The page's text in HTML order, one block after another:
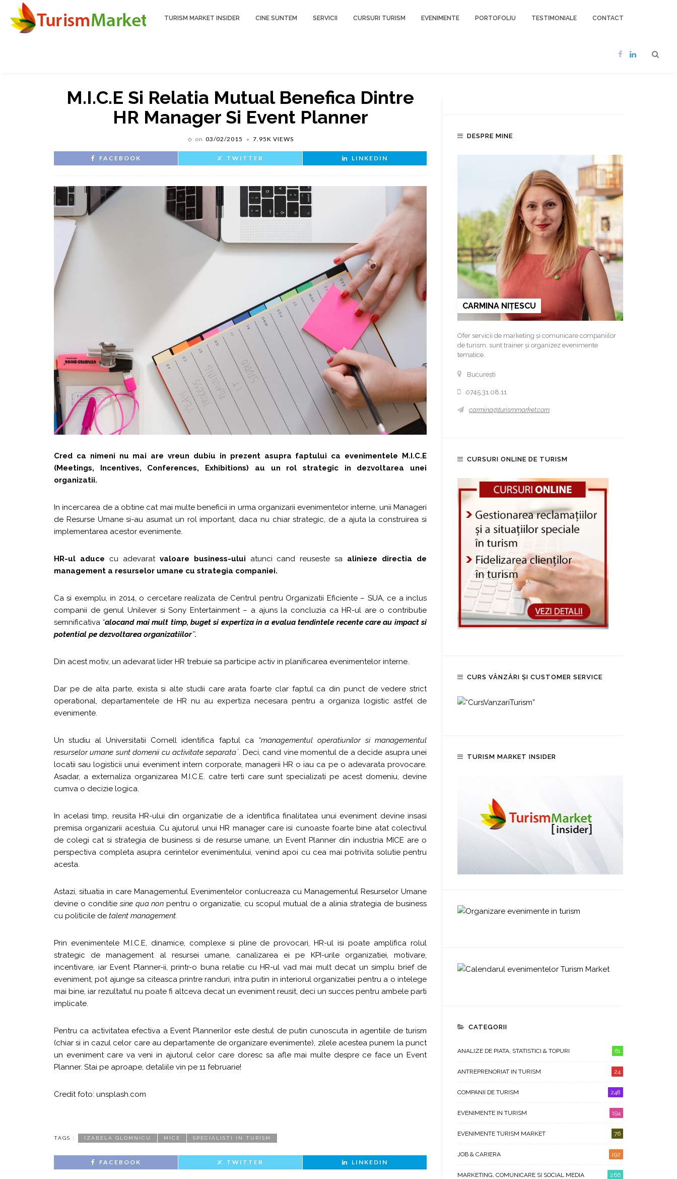
TURISM MARKET INSIDER CINE SUNTEM SERVICII CURSURI TURISM EVENIMENTE PORTOFOLIU TESTIMONIALE CONTACT
M.I.C.E Si Relatia Mutual Benefica Dintre
HR Manager Si Event Planner
on 03/02/2015 7.95K VIEWS
FACEBOOK TWITTER LINKEDIN
Cred ca nimeni nu mai are vreun dubiu in prezent asupra faptului ca evenimentele M.I.C.E
(Meetings, Incentives, Conferences, Exhibitions) au un rol strategic in dezvoltarea unei
organizatii.
In incercarea de a obtine cat mai multe beneficii in urma organizarii evenimentelor interne, unii Manageri
de Resurse Umane si-au asumat un rol important, daca nu chiar strategic, de a ajuta la construirea si
implementarea acestor evenimente.
HR-ul aduce cu adevarat valoare business-ului atunci cand reuseste sa alinieze directia de
management a resurselor umane cu strategia companiei.
Ca si exemplu, in 2014, o cercetare realizata de Centrul pentru Organizatii Eficiente – SUA, ce a inclus
companii de genul Unilever si Sony Entertainment – a ajuns la concluzia ca HR-ul are o contributie
semnificativa “alocand mai mult timp, buget si expertiza in a evalua tendintele recente care au impact si
potential pe dezvoltarea organizatiilor¨.
Din acest motiv, un adevarat lider HR trebuie sa participe activ in planificarea evenimentelor interne.
Dar pe de alta parte, exista si alte studii care arata foarte clar faptul ca din punct de vedere strict
operational, departamentele de HR nu au expertiza necesara pentru a organiza logistic astfel de
evenimente.
Un studiu al Universitatii Cornell identifica faptul ca “managementul operatiunilor si managementul
resurselor umane sunt domenii cu activitate separata¨. Deci, cand vine momentul de a decide asupra unei
locatii sau logisticii unui eveniment intern corporate, managerii HR o iau ca pe o adevarata provocare.
Asadar, a externaliza organizarea M.I.C.E. catre terti care sunt specializati pe acest domeniu, devine
cumva o decizie logica.
In acelasi timp, reusita HR-ului din organizatie de a identifica finalitatea unui eveniment devine insasi
premisa organizarii acestuia. Cu ajutorul unui HR manager care isi cunoaste foarte bine atat colectivul
de colegi cat si strategia de business si de resurse umane, un Event Planner din industria MICE are o
perspectiva completa asupra cerintelor evenimentului, venind apoi cu cea mai potrivita solutie pentru
acesta.
Astazi, situatia in care Managementul Evenimentelor conlucreaza cu Managementul Resurselor Umane
devine o conditie sine qua non pentru o organizatie, cu scopul mutual de a alinia strategia de business
cu politicile de talent management.
Prin evenimentele M.I.C.E, dinamice, complexe si pline de provocari, HR-ul isi poate amplifica rolul
strategic de management al resursei umane, canalizarea ei pe KPI-urile organizatiei, motivare,
incentivare, iar Event Planner-ii, printr-o buna relatie cu HR-ul vad mai mult decat un simplu brief de
eveniment, pot ajunge sa citeasca printre randuri, intra putin in interiorul organizatiei pentru a o intelege
mai bine, iar rezultatul nu poate fi altceva decat un eveniment reusit, deci un succes pentru ambele parti
implicate.
Pentru ca activitatea efectiva a Event Plannerilor este destul de putin cunoscuta in agentiile de turism
(chiar si in cazul celor care au departamente de organizare evenimente), zilele acestea punem la punct
un eveniment care va veni in ajutorul celor care doresc sa afle mai multe despre ce face un Event
Planner. Stai pe aproape, detaliile vin pe 11 februarie!
Credit foto: unsplash.com
TAGS : IZABELA GLOMNICU MICE SPECIALISTI IN TURISM
FACEBOOK TWITTER LINKEDIN
DESPRE MINE
CARMINA NIȚESCU
Ofer servicii de marketing și comunicare companiilor
de turism, sunt trainer și organizez evenimente
tematice.
București
0745.31.08.11
carmina@turismmarket.com
CURSURI ONLINE DE TURISM
CURS VÂNZĂRI ȘI CUSTOMER SERVICE
TURISM MARKET INSIDER
CATEGORII
ANALIZE DE PIATA, STATISTICI & TOPURI 61
ANTREPRENORIAT IN TURISM 24
COMPANII DE TURISM 248
EVENIMENTE IN TURISM 194
EVENIMENTE TURISM MARKET 76
JOB & CARIERA 192
MARKETING, COMUNICARE SI SOCIAL MEDIA 266